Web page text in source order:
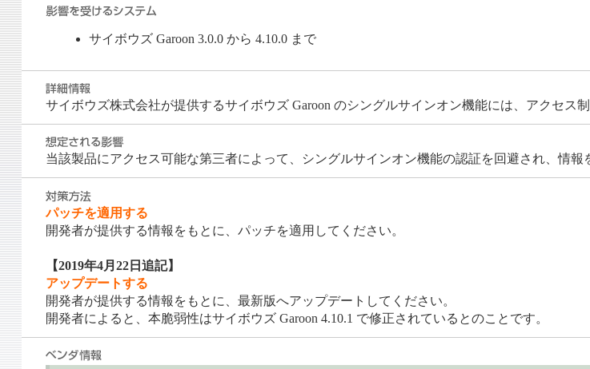
サイボウズ Garoon 3.0.0 から 4.10.0 まで
サイボウズ株式会社が提供するサイボウズ Garoon のシングルサインオン機能には、アクセス
当該製品にアクセス可能な第三者によって、シングルサインオン機能の認証を回避され、情報
パッチを適用する
開発者が提供する情報をもとに、パッチを適用してください。
【2019年4月22日追記】
アップデートする
開発者が提供する情報をもとに、最新版へアップデートしてください。
開発者によると、本脆弱性はサイボウズ Garoon 4.10.1 で修正されているとのことです。